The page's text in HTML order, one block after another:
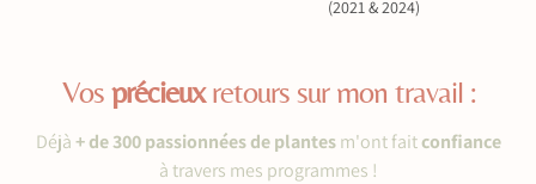
(2021 & 2024)
Vos précieuxretours sur mon travail :
Déjà+ de 300 passionnées de plantesm'ont faitconfiance
à travers mes programmes !